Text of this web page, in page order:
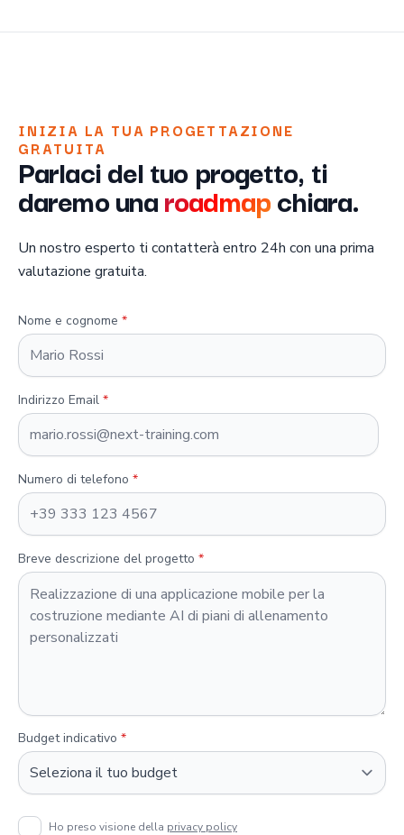
INIZIA LA TUA PROGETTAZIONE
GRATUITA
Parlaci del tuo progetto, ti
daremo unaroadmapchiara.
Un nostro esperto ti contatterà entro 24h con una prima
valutazione gratuita.
Nome e cognome *
Indirizzo Email *
Numero di telefono *
Breve descrizione del progetto *
Budget indicativo *
Ho preso visione della privacy policy